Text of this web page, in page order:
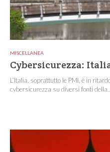
MISCELLANEA
Cybersicurezza:
L’Italia, soprattutto le PMI, è in
cybersicurezza su diversi fonti della...